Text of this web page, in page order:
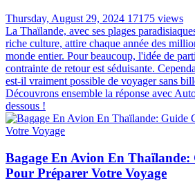
Thursday, August 29, 2024 17175 views
La Thaïlande, avec ses plages
riche culture, attire chaque année des
monde entier. Pour beaucoup, l'idée de
contrainte de retour est séduisante.
est-il vraiment possible de voyager sans
Découvrons ensemble la réponse avec
dessous !
Bagage En Avion En Thaïlande:
Pour Préparer Votre Voyage